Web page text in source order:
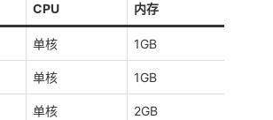
CPU 内存
单核 1GB
单核 1GB
单核 2GB